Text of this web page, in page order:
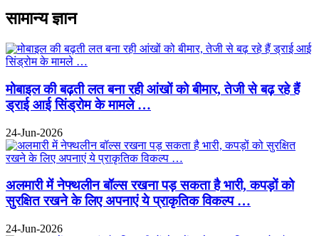
सामान्य ज्ञान
मोबाइल की बढ़ती लत बना रही आंखों को बीमार, तेजी से बढ़ रहे हैं
ड्राई आई सिंड्रोम के मामले …
24-Jun-2026
अलमारी में नेफ्थलीन बॉल्स रखना पड़ सकता है भारी, कपड़ों को
सुरक्षित रखने के लिए अपनाएं ये प्राकृतिक विकल्प …
24-Jun-2026